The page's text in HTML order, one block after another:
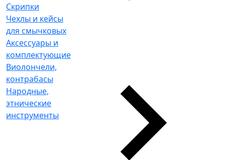
Скрипки
Чехлы и кейсы
для смычковых
Аксессуары и
комплектующие
Виолончели,
контрабасы
Народные,
этнические
инструменты